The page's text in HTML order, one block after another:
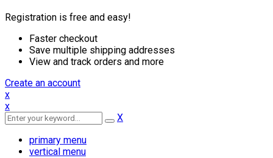
Registration is free and easy!
Faster checkout
Save multiple shipping addresses
View and track orders and more
Create an account
x
x
X
primary menu
vertical menu